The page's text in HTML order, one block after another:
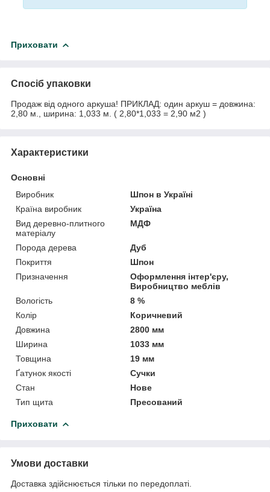
Приховати
Спосіб упаковки
Продаж від одного аркуша! ПРИКЛАД: один аркуш = довжина:
2,80 м., ширина: 1,033 м. ( 2,80*1,033 = 2,90 м2 )
Характеристики
Основні
Виробник
Шпон в Україні
Країна виробник
Україна
Вид деревно-плитного
матеріалу
МДФ
Порода дерева
Дуб
Покриття
Шпон
Призначення
Оформлення інтер'єру,
Виробництво меблів
Вологість
8 %
Колір
Коричневий
Довжина
2800 мм
Ширина
1033 мм
Товщина
19 мм
Ґатунок якості
Сучки
Стан
Нове
Тип щита
Пресований
Приховати
Умови доставки
Доставка здійснюється тільки по передоплаті.